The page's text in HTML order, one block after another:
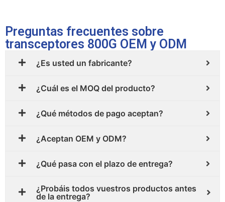
Preguntas frecuentes sobre
transceptores 800G OEM y ODM
¿Es usted un fabricante?
¿Cuál es el MOQ del producto?
¿Qué métodos de pago aceptan?
¿Aceptan OEM y ODM?
¿Qué pasa con el plazo de entrega?
¿Probáis todos vuestros productos antes
de la entrega?